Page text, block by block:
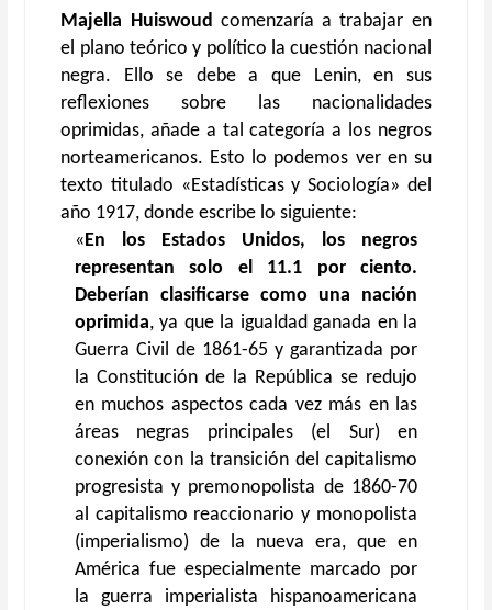
Majella Huiswoud comenzaría a trabajar en
el plano teórico y político la cuestión nacional
negra. Ello se debe a que Lenin, en sus
reflexiones sobre las nacionalidades
oprimidas, añade a tal categoría a los negros
norteamericanos. Esto lo podemos ver en su
texto titulado «Estadísticas y Sociología» del
año 1917, donde escribe lo siguiente:
«En los Estados Unidos, los negros
representan solo el 11.1 por ciento.
Deberían clasificarse como una nación
oprimida, ya que la igualdad ganada en la
Guerra Civil de 1861-65 y garantizada por
la Constitución de la República se redujo
en muchos aspectos cada vez más en las
áreas negras principales (el Sur) en
conexión con la transición del capitalismo
progresista y premonopolista de 1860-70
al capitalismo reaccionario y monopolista
(imperialismo) de la nueva era, que en
América fue especialmente marcado por
la guerra imperialista hispanoamericana